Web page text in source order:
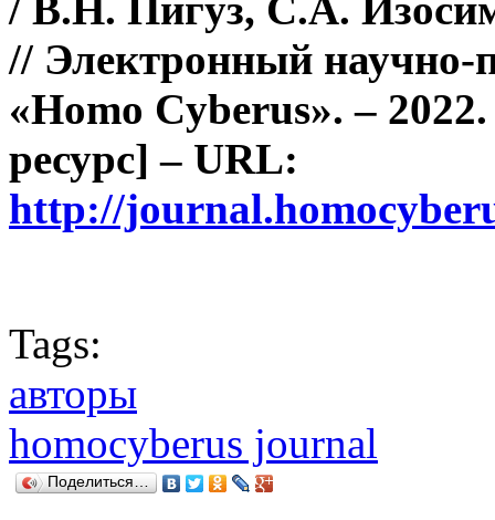
// Электронный научно-
«Homo Cyberus». –
ресурс] – URL:
http://
Tags:
авторы
homocyberus journal
Поделиться…